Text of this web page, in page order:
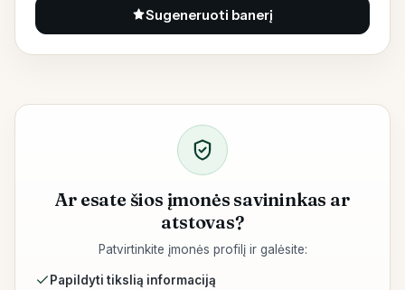
Sugeneruoti banerį
Ar esate šios įmonės savininkas ar
atstovas?
Patvirtinkite įmonės profilį ir galėsite:
Papildyti tikslią informaciją